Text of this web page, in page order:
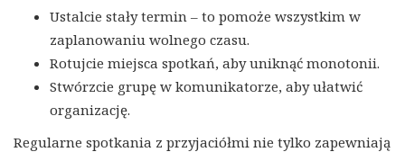
Ustalcie stały termin – to pomoże wszystkim w
zaplanowaniu wolnego czasu.
Rotujcie miejsca spotkań, aby uniknąć monotonii.
Stwórzcie grupę w komunikatorze, aby ułatwić
organizację.
Regularne spotkania z przyjaciółmi nie tylko zapewniają